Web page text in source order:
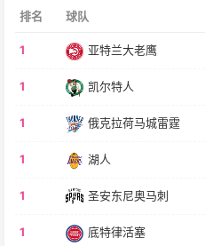
排名 球队
1 亚特兰大老鹰
1 凯尔特人
1 俄克拉荷马城雷霆
1 湖人
1 圣安东尼奥马刺
1 底特律活塞